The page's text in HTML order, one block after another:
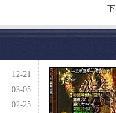
12-21
03-05
02-25